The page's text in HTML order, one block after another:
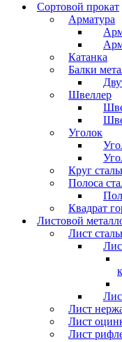
Сортовой прокат
Арматура
Катанка
Балки
Швеллер
Уголок
Круг
Полоса
Квадрат
Листовой
Лист
Лист
Лист
Лист